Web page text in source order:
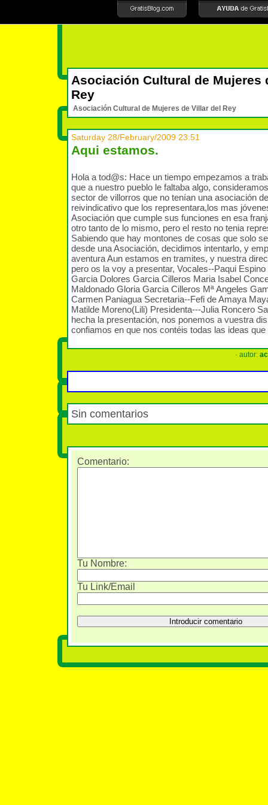
Asociación Cultural de Mujeres
Rey
Asociación Cultural de Mujeres de Villar del Rey
Saturday 28/February/2009 23:51
Aqui estamos.
Hola a tod@s: Hace un tiempo empezamos a
que a nuestro pueblo le faltaba algo,
sector de villorros que no tenían una asociación
reivindicativo que los representara,los mas
Asociación que cumple sus funciones en esa
otro tanto de lo mismo, pero el resto no tenia
Sabiendo que hay montones de cosas que solo
desde una Asociación, decidimos intentarlo, y
aventura Aun estamos en tramites, y nuestra
pero os la voy a presentar, Vocales--Paqui
Garcia Dolores Garcia Cilleros Maria Isabel
Maldonado Gloria Garcia Cilleros Mª Angeles
Carmen Paniagua Secretaria--Fefi de Amaya
Matilde Moreno(Lili) Presidenta---Julia Roncero
hecha la presentación, nos ponemos a vuestra
confiamos en que nos contéis todas las ideas
· autor:
Sin comentarios
Comentario:
Tu Nombre:
Tu Link/Email